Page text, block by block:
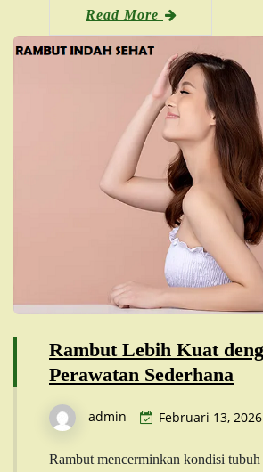
Read More
Rambut Lebih Kuat
Perawatan Sederhana
admin Februari 13, 2026
Rambut mencerminkan kondisi tubuh